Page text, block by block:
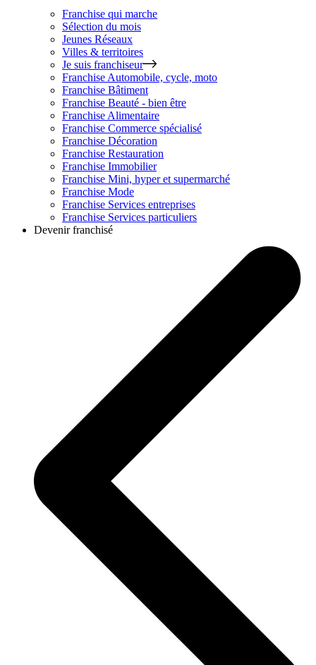
Franchise qui marche
Sélection du mois
Jeunes Réseaux
Villes & territoires
Je suis franchiseur
Franchise Automobile, cycle, moto
Franchise Bâtiment
Franchise Beauté - bien être
Franchise Alimentaire
Franchise Commerce spécialisé
Franchise Décoration
Franchise Restauration
Franchise Immobilier
Franchise Mini, hyper et supermarché
Franchise Mode
Franchise Services entreprises
Franchise Services particuliers
Devenir franchisé